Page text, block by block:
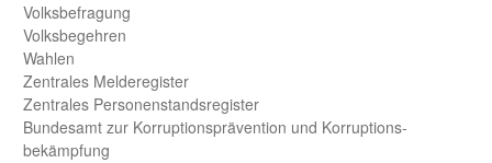
Volks­befragung
Volks­begehren
Wahlen
Zentrales Melde­register
Zentrales Personen­stands­register
Bundes­amt zur Korrup­tions­prävention und Korrup­tions­
bekämpfung